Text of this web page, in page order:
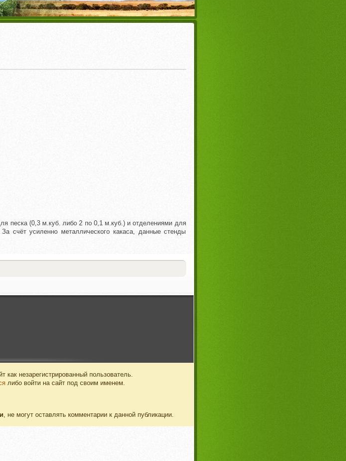
песка (0,3 м.куб. либо 2 по 0,1 м.куб.) и отделениями для
счёт усиленно металлического какаса, данные стенды
незарегистрированный пользователь.
либо войти на сайт под своим именем.
, не могут оставлять комментарии к данной публикации.